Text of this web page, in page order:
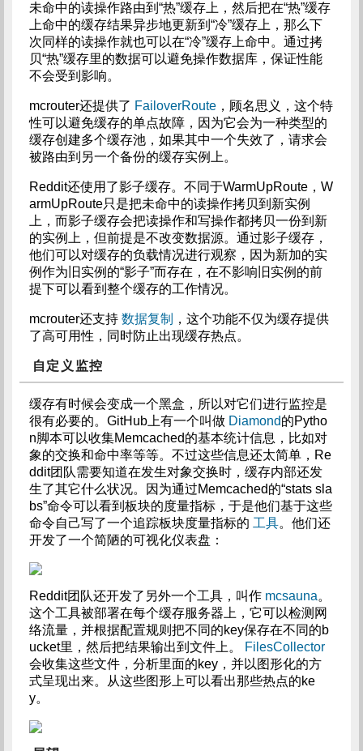
未命中的读操作路由到“热”缓存上，然后把在“热”缓存
上命中的缓存结果异步地更新到“冷”缓存上，那么下
次同样的读操作就也可以在“冷”缓存上命中。通过拷
贝“热”缓存里的数据可以避免操作数据库，保证性能
不会受到影响。
mcrouter还提供了 FailoverRoute，顾名思义，这个特
性可以避免缓存的单点故障，因为它会为一种类型的
缓存创建多个缓存池，如果其中一个失效了，请求会
被路由到另一个备份的缓存实例上。
Reddit还使用了影子缓存。不同于WarmUpRoute，W
armUpRoute只是把未命中的读操作拷贝到新实例
上，而影子缓存会把读操作和写操作都拷贝一份到新
的实例上，但前提是不改变数据源。通过影子缓存，
他们可以对缓存的负载情况进行观察，因为新加的实
例作为旧实例的“影子”而存在，在不影响旧实例的前
提下可以看到整个缓存的工作情况。
mcrouter还支持 数据复制
，这个功能不仅为缓存提供
了高可用性，同时防止出现缓存热点。
自定义监控
缓存有时候会变成一个黑盒，所以对它们进行监控是
很有必要的。GitHub上有一个叫做 Diamond的Pytho
n脚本可以收集Memcached的基本统计信息，比如对
象的交换和命中率等等。不过这些信息还太简单，Re
ddit团队需要知道在发生对象交换时，缓存内部还发
生了其它什么状况。因为通过Memcached的“stats sla
bs”命令可以看到板块的度量指标，于是他们基于这些
命令自己写了一个追踪板块度量指标的 工具。他们还
开发了一个简陋的可视化仪表盘：
Reddit团队还开发了另外一个工具，叫作 mcsauna。
这个工具被部署在每个缓存服务器上，它可以检测网
络流量，并根据配置规则把不同的key保存在不同的b
ucket里，然后把结果输出到文件上。
FilesCollector
会收集这些文件，分析里面的key，并以图形化的方
式呈现出来。从这些图形上可以看出那些热点的ke
y。